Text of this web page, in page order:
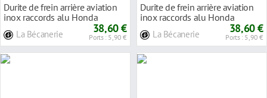
Durite de frein arrière aviation
inox raccords alu Honda
La Bécanerie 38,60 €
Ports : 5,90 €
Durite de frein arrière aviation
inox raccords alu Honda
La Bécanerie 38,60 €
Ports : 5,90 €